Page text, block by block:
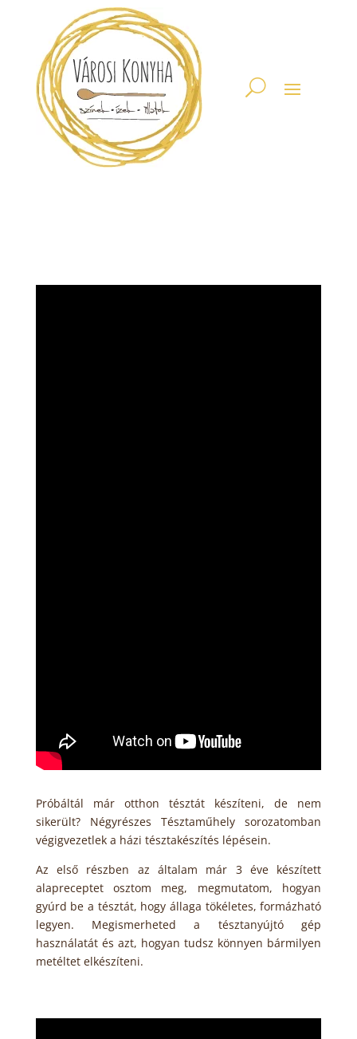
Próbáltál már otthon tésztát készíteni, de nem
sikerült? Négyrészes Tésztaműhely sorozatomban
végigvezetlek a házi tésztakészítés lépésein.
Az első részben az általam már 3 éve készített
alapreceptet osztom meg, megmutatom, hogyan
gyúrd be a tésztát, hogy állaga tökéletes, formázható
legyen. Megismerheted a tésztanyújtó gép
használatát és azt, hogyan tudsz könnyen bármilyen
metéltet elkészíteni.